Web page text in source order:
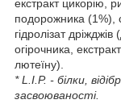
екстракт цикорію,
подорожника (1%),
гідролізат
огірочника,
лютеїну).
* L.I.P. - білки,
засвоюваності.